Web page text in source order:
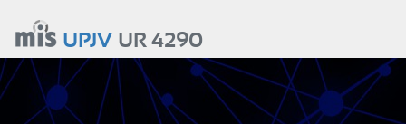
contenu
principal
UPJVUR 4290